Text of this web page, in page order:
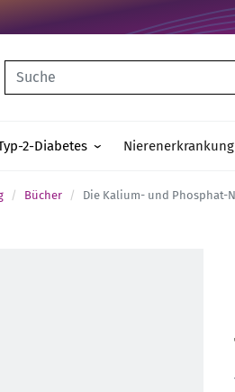
Suche
2-Diabetes Nierenerkrankung
Bücher Die Kalium- und Phosphat-